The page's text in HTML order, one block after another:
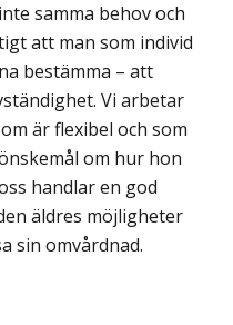
samma behov och
att man som individ
bestämma – att
Vi arbetar
är flexibel och som
om hur hon
handlar en god
äldres möjligheter
sin omvårdnad.